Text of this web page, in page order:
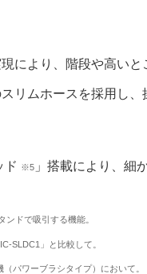
により、階段や高い
リムホースを採用し
ド ※5 」搭載により、細
ドで吸引する機能。
SLDC1」と比較して。
パワーブラシタイプ）において。